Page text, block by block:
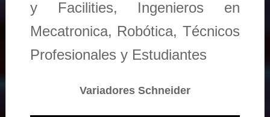
y Facilities, Ingenieros en
Mecatronica, Robótica, Técnicos
Profesionales y Estudiantes
Variadores Schneider